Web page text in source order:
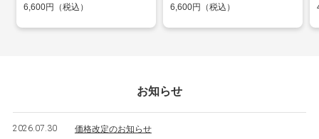
6,600円（税込） 6,600円（税込）
お知らせ
2026.07.30 価格改定のお知らせ